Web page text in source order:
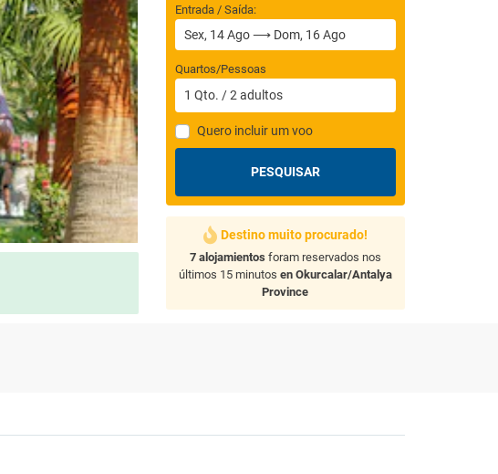
Entrada / Saída:
Quartos/Pessoas
1 Qto. /2 adultos
Quero incluir um voo
PESQUISAR
Destino muito procurado!
7 alojamientos foram reservados nos
últimos 15 minutos en Okurcalar/Antalya
Province